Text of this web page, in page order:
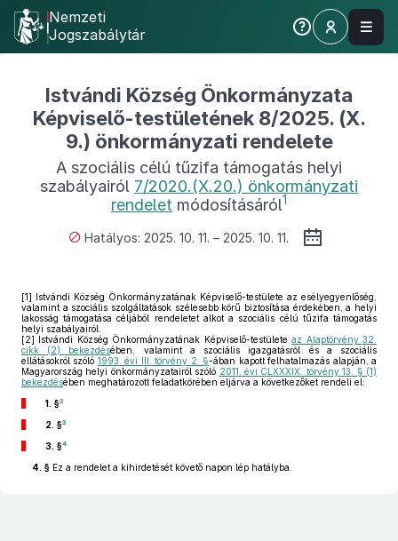
Nemzeti
Jogszabálytár
Istvándi Község Önkormányzata
Képviselő-testületének 8/2025. (X.
9.) önkormányzati rendelete
A szociális célú tűzifa támogatás helyi
szabályairól 7/2020.(X.20.) önkormányzati
rendelet módosításáról1
Hatályos: 2025. 10. 11. – 2025. 10. 11.
[1] Istvándi Község Önkormányzatának Képviselő-testülete az esélyegyenlőség,
valamint a szociális szolgáltatások szélesebb körű biztosítása érdekében, a helyi
lakosság támogatása céljából rendeletet alkot a szociális célú tűzifa támogatás
helyi szabályairól.
[2] Istvándi Község Önkormányzatának Képviselő-testületeaz Alaptörvény 32.
cikk (2) bekezdésében, valamint a szociális igazgatásról és a szociális
ellátásokról szóló 1993. évi III. törvény 2. §-ában kapott felhatalmazás alapján, a
Magyarország helyi önkormányzatairól szóló 2011. évi CLXXXIX. törvény 13. § (1)
bekezdésében meghatározott feladatkörében eljárva a következőket rendeli el:
1. §2
2. §3
3. §4
4. § Ez a rendelet a kihirdetését követő napon lép hatályba.